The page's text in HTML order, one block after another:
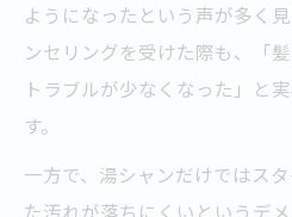
ようになったという声が多く
ンセリングを受けた際も、「
トラブルが少なくなった」と
す。
一方で、湯シャンだけではス
た汚れが落ちにくいというデ